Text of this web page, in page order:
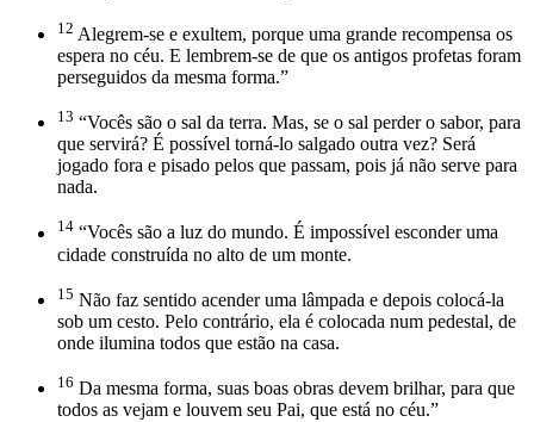
12 Alegrem-se e exultem, porque uma grande recompensa os
espera no céu. E lembrem-se de que os antigos profetas foram
perseguidos da mesma forma.”
13 “Vocês são o sal da terra. Mas, se o sal perder o sabor, para
que servirá? É possível torná-lo salgado outra vez? Será
jogado fora e pisado pelos que passam, pois já não serve para
nada.
14 “Vocês são a luz do mundo. É impossível esconder uma
cidade construída no alto de um monte.
15 Não faz sentido acender uma lâmpada e depois colocá-la
sob um cesto. Pelo contrário, ela é colocada num pedestal, de
onde ilumina todos que estão na casa.
16 Da mesma forma, suas boas obras devem brilhar, para que
todos as vejam e louvem seu Pai, que está no céu.”